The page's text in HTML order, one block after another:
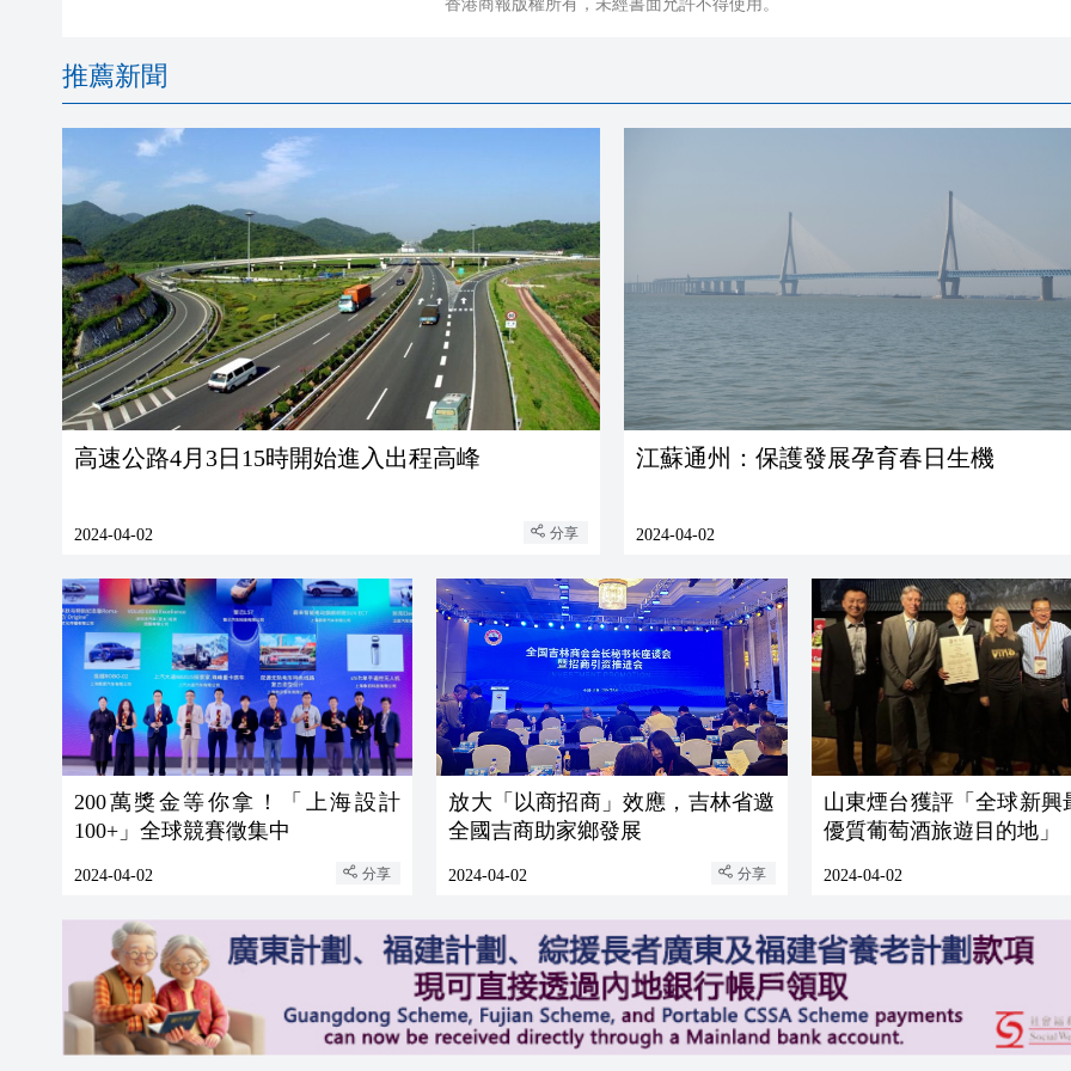
推薦新聞
高速公路4月3日15時開始進入出程高峰
2024-04-02 分享
江蘇通州：保護發展孕育春日生機
2024-04-02
200萬獎金等你拿！「上海設計
100+」全球競賽徵集中
2024-04-02 分享
放大「以商招商」效應，吉林省邀
全國吉商助家鄉發展
2024-04-02 分享
山東煙台獲評「全球新興
優質葡萄酒旅遊目的地」
2024-04-02